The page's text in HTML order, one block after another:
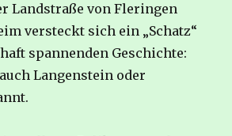
Landstraße von Fleringen
versteckt sich ein „Schatz“
spannenden Geschichte:
Langenstein oder